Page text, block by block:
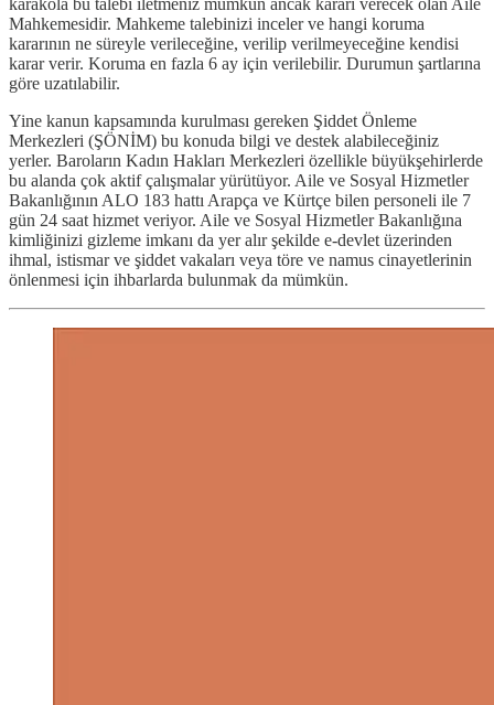
karakola bu talebi iletmeniz mümkün ancak kararı verecek olan Aile
Mahkemesidir. Mahkeme talebinizi inceler ve hangi koruma
kararının ne süreyle verileceğine, verilip verilmeyeceğine kendisi
karar verir. Koruma en fazla 6 ay için verilebilir. Durumun şartlarına
göre uzatılabilir.
Yine kanun kapsamında kurulması gereken Şiddet Önleme
Merkezleri (ŞÖNİM) bu konuda bilgi ve destek alabileceğiniz
yerler. Baroların Kadın Hakları Merkezleri özellikle büyükşehirlerde
bu alanda çok aktif çalışmalar yürütüyor. Aile ve Sosyal Hizmetler
Bakanlığının ALO 183 hattı Arapça ve Kürtçe bilen personeli ile 7
gün 24 saat hizmet veriyor. Aile ve Sosyal Hizmetler Bakanlığına
kimliğinizi gizleme imkanı da yer alır şekilde e-devlet üzerinden
ihmal, istismar ve şiddet vakaları veya töre ve namus cinayetlerinin
önlenmesi için ihbarlarda bulunmak da mümkün.